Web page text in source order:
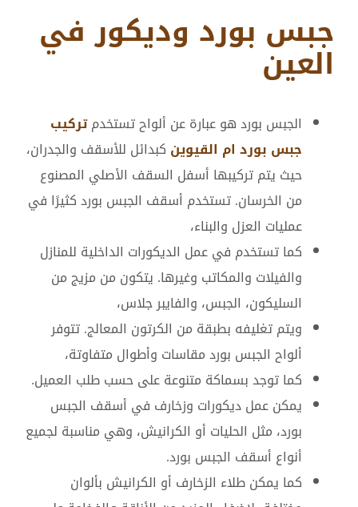
جبس بورد وديكور في
العين
الجبس بورد هو عبارة عن ألواح تستخدمتركيب
جبس بورد ام القيوين كبدائل للأسقف والجدران،
حيث يتم تركيبها أسفل السقف الأصلي المصنوع
من الخرسان. تستخدم أسقف الجبس بورد كثيرًا في
عمليات العزل والبناء،
كما تستخدم في عمل الديكورات الداخلية للمنازل
والفيلات والمكاتب وغيرها. يتكون من مزيج من
السليكون، الجبس، والفايبر جلاس،
ويتم تغليفه بطبقة من الكرتون المعالج. تتوفر
ألواح الجبس بورد مقاسات وأطوال متفاوتة،
كما توجد بسماكة متنوعة على حسب طلب العميل.
يمكن عمل ديكورات وزخارف في أسقف الجبس
بورد، مثل الحليات أو الكرانيش، وهي مناسبة لجميع
أنواع أسقف الجبس بورد.
كما يمكن طلاء الزخارف أو الكرانيش بألوان